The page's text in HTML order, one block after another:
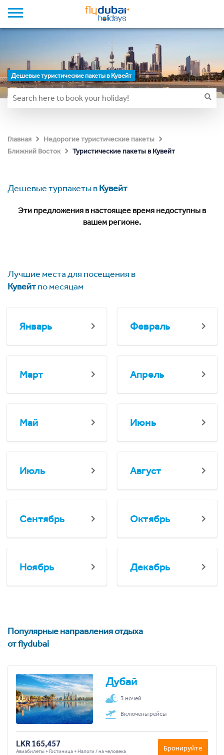
Дешевые туристические пакеты в Кувейт
Главная
Недорогие туристические пакеты
Ближний Восток
Туристические пакеты в Кувейт
Дешевые турпакеты вКувейт
Эти предложения в настоящее время недоступны в
вашем регионе.
Лучшие места для посещения в
Кувейтпо месяцам
Январь Февраль
Март Апрель
Май Июнь
Июль Август
Сентябрь Октябрь
Ноябрь Декабрь
Популярные направления отдыха
от flydubai
Дубай
3 ночей
Включены рейсы
LKR 165,457
Авиабилеты + Гостиница + Налоги / на человека Бронируйте